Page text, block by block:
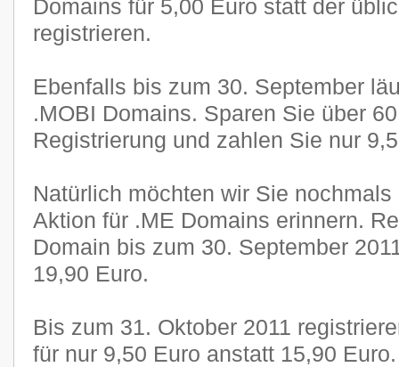
Domains für 5,00 Euro statt der
registrieren.
Ebenfalls bis zum 30. September
.MOBI Domains. Sparen Sie über
Registrierung und zahlen Sie nur
Natürlich möchten wir Sie
Aktion für .ME Domains erinnern.
Domain bis zum 30. September
19,90 Euro.
Bis zum 31. Oktober 2011
für nur 9,50 Euro anstatt 15,90 Euro.